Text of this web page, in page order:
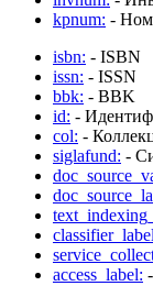
kpnum: -
isbn: - ISBN
issn: - ISSN
bbk: - BBK
id: -
col: -
siglafund: -
access_label: